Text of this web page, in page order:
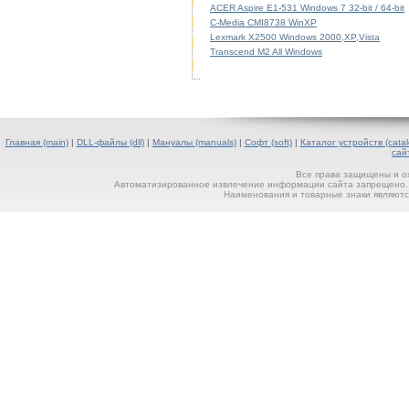
ACER Aspire E1-531 Windows 7 32-bit / 64-bit
C-Media CMI8738 WinXP
Lexmark X2500 Windows 2000,XP,Vista
Transcend M2 All Windows
Главная (main)| DLL-файлы (dll)| Мануалы (manuals)| Софт (soft)|
Каталог устройств
Все права защищены и
Автоматизированное извлечение информации сайта
Наименования и товарные знаки